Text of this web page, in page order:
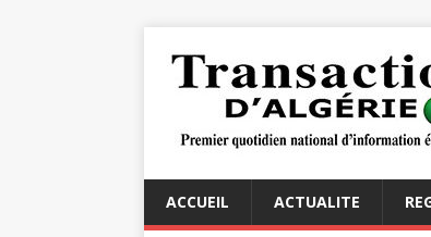
ACCUEIL ACTUALITE